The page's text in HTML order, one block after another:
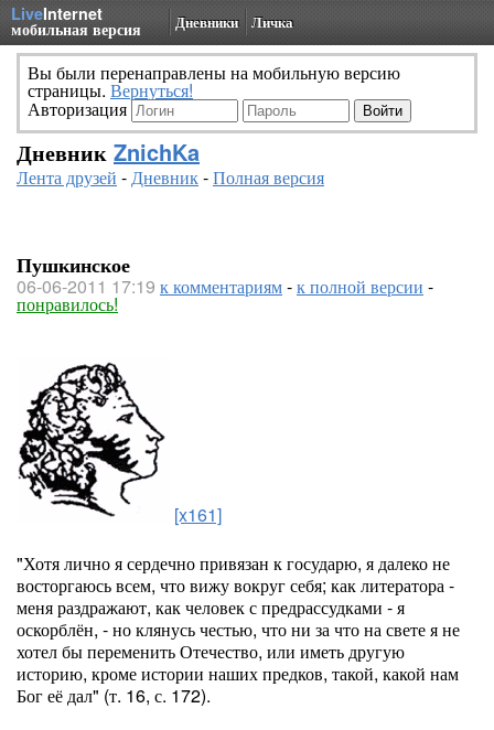
LiveInternet
мобильная версия Дневники Личка
Вы были перенаправлены на мобильную версию
страницы. Вернуться!
Авторизация
Дневник ZnichKa
Лента друзей -Дневник-Полная версия
Пушкинское
06-06-2011 17:19 к комментариям-к полной версии -
понравилось!
[x161]
"Хотя лично я сердечно привязан к государю, я далеко не
восторгаюсь всем, что вижу вокруг себя; как литератора -
меня раздражают, как человек с предрассудками - я
оскорблён, - но клянусь честью, что ни за что на свете я не
хотел бы переменить Отечество, или иметь другую
историю, кроме истории наших предков, такой, какой нам
Бог её дал" (т. 16, с. 172).